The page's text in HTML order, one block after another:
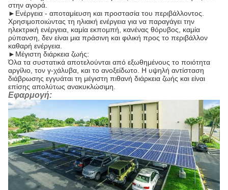
στην αγορά.
► Ενέργεια - αποταμίευση και προστασία του περιβάλλοντος.
Χρησιμοποιώντας τη ηλιακή ενέργεια για να παραγάγει την
ηλεκτρική ενέργεια, καμία εκπομπή, κανένας θόρυβος, καμία
ρύπανση, δεν είναι μια πράσινη και φιλική προς το περιβάλλον
καθαρή ενέργεια.
► Μέγιστη διάρκεια ζωής:
Όλα τα συστατικά αποτελούνται από εξωθημένους το ποιότητα
αργίλιο, τον γ-χάλυβα, και το ανοξείδωτο. Η υψηλή αντίσταση
διάβρωσης εγγυάται τη μέγιστη πιθανή διάρκεια ζωής και είναι
επίσης απολύτως ανακυκλώσιμη.
Εφαρμογή: